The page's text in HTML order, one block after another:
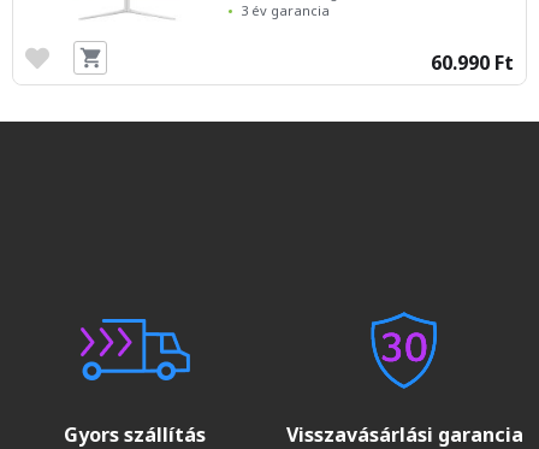
3 év garancia
60.990 Ft
Gyors szállítás Visszavásárlási garancia